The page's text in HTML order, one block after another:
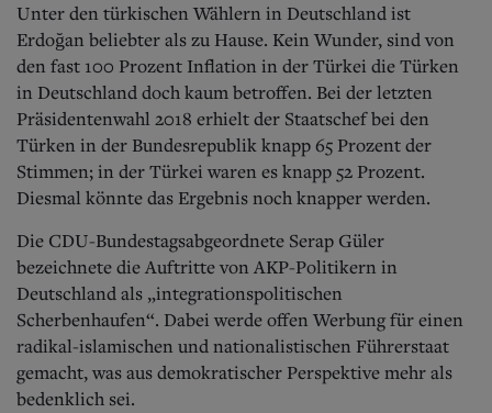
Unter den türkischen Wählern in Deutschland ist
Erdoğan beliebter als zu Hause. Kein Wunder, sind von
den fast 100 Prozent Inflation in der Türkei die Türken
in Deutschland doch kaum betroffen. Bei der letzten
Präsidentenwahl 2018 erhielt der Staatschef bei den
Türken in der Bundesrepublik knapp 65 Prozent der
Stimmen; in der Türkei waren es knapp 52 Prozent.
Diesmal könnte das Ergebnis noch knapper werden.
Die CDU-Bundestagsabgeordnete Serap Güler
bezeichnete die Auftritte von AKP-Politikern in
Deutschland als „integrationspolitischen
Scherbenhaufen“. Dabei werde offen Werbung für einen
radikal-islamischen und nationalistischen Führerstaat
gemacht, was aus demokratischer Perspektive mehr als
bedenklich sei.